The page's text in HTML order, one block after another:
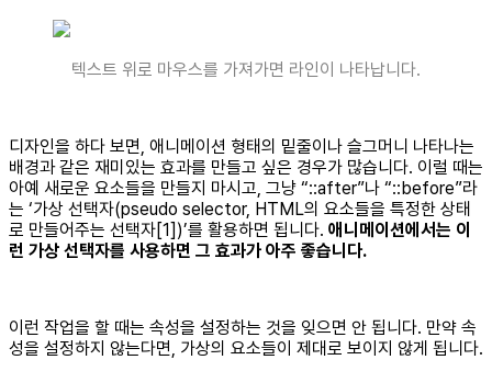
텍스트 위로 마우스를 가져가면 라인이 나타납니다.
디자인을 하다 보면, 애니메이션 형태의 밑줄이나 슬그머니 나타나는
배경과 같은 재미있는 효과를 만들고 싶은 경우가 많습니다. 이럴 때는
아예 새로운 요소들을 만들지 마시고, 그냥 “::after”나 “::before”라
는 ‘가상 선택자(pseudo selector, HTML의 요소들을 특정한 상태
로 만들어주는 선택자[1])’를 활용하면 됩니다. 애니메이션에서는 이
런 가상 선택자를 사용하면 그 효과가 아주 좋습니다.
이런 작업을 할 때는 속성을 설정하는 것을 잊으면 안 됩니다. 만약 속
성을 설정하지 않는다면, 가상의 요소들이 제대로 보이지 않게 됩니다.